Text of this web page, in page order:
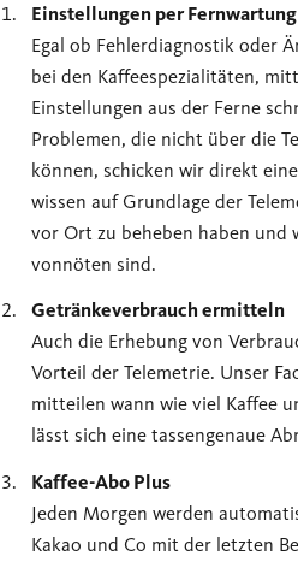
Einstellungen per Fernwartung
Egal ob Fehlerdiagnostik oder
bei den Kaffeespezialitäten,
Einstellungen aus der Ferne
Problemen, die nicht über die
können, schicken wir direkt
wissen auf Grundlage der
vor Ort zu beheben haben und
vonnöten sind.
Getränkeverbrauch ermitteln
Auch die Erhebung von
Vorteil der Telemetrie. Unser
mitteilen wann wie viel Kaffee
lässt sich eine tassengenaue
Kaffee-Abo Plus
Jeden Morgen werden
Kakao und Co mit der letzten